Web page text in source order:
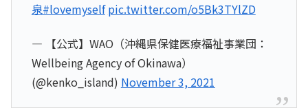
泉#lovemyself pic.twitter.com/o5Bk3TYlZD
— 【公式】WAO（沖縄県保健医療福祉事業団：
Wellbeing Agency of Okinawa）
(@kenko_island) November 3, 2021